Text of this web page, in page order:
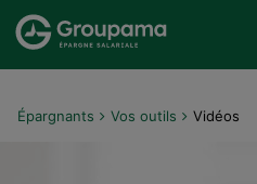
Aller au menu
Aller au contenu
Épargnants Vos outils Vidéos